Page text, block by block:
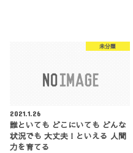
未分類
2021.1.26
誰といても どこにいても どんな
状況でも 大丈夫！といえる 人間
力を育てる